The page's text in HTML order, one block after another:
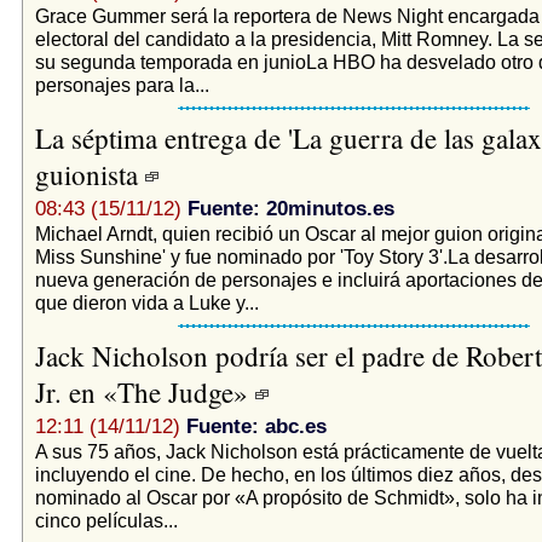
Grace Gummer será la reportera de News Night
electoral del candidato a la presidencia, Mitt Romney. La
su segunda temporada en junioLa HBO ha desvelado otro
personajes para la...
La séptima entrega de 'La guerra de las
guionista
08:43 (15/11/12) Fuente: 20minutos.es
Michael Arndt, quien recibió un Oscar al mejor guion
Miss Sunshine' y fue nominado por 'Toy Story 3'.La
nueva generación de personajes e incluirá aportaciones
que dieron vida a Luke y...
Jack Nicholson podría ser el padre de
Jr. en «The Judge»
12:11 (14/11/12) Fuente: abc.es
A sus 75 años, Jack Nicholson está prácticamente de
incluyendo el cine. De hecho, en los últimos diez años,
nominado al Oscar por «A propósito de Schmidt», solo ha
cinco películas...